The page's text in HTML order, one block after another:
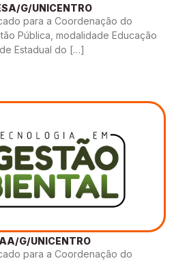
G/UNICENTRO
para a Coordenação do
Pública, modalidade Educação
Estadual do […]
G/UNICENTRO
para a Coordenação do